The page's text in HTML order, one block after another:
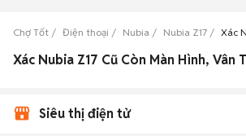
Chợ Tốt Điện thoại Nubia Nubia Z17 Xác
Xác Nubia Z17 Cũ Còn Màn Hình, Vân
Siêu thị điện tử